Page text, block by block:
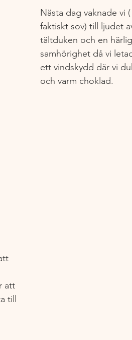
Nästa dag vaknade vi
faktiskt sov) till ljudet
tältduken och en
samhörighet då vi
ett vindskydd där vi
och varm choklad.
att
till